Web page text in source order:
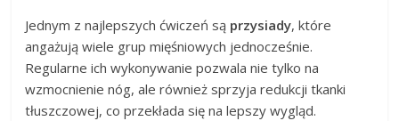
Jednym z najlepszych ćwiczeń są przysiady, które
angażują wiele grup mięśniowych jednocześnie.
Regularne ich wykonywanie pozwala nie tylko na
wzmocnienie nóg, ale również sprzyja redukcji tkanki
tłuszczowej, co przekłada się na lepszy wygląd.